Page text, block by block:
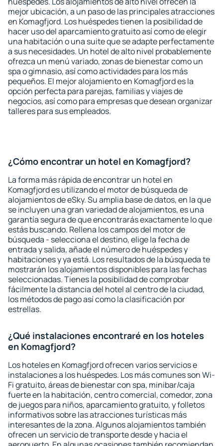
mejor ubicación, a un paso de las principales atracciones
en Komagfjord. Los huéspedes tienen la posibilidad de
hacer uso del aparcamiento gratuito así como de elegir
una habitación o una suite que se adapte perfectamente
a sus necesidades. Un hotel de alto nivel probablemente
ofrezca un menú variado, zonas de bienestar como un
spa o gimnasio, así como actividades para los más
pequeños. El mejor alojamiento en Komagfjord es la
opción perfecta para parejas, familias y viajes de
negocios, así como para empresas que desean organizar
talleres para sus empleados.
¿Cómo encontrar un hotel en Komagfjord?
La forma más rápida de encontrar un hotel en
Komagfjord es utilizando el motor de búsqueda de
alojamientos de eSky. Su amplia base de datos, en la que
se incluyen una gran variedad de alojamientos, es una
garantía segura de que encontrarás exactamente lo que
estás buscando. Rellena los campos del motor de
búsqueda - selecciona el destino, elige la fecha de
entrada y salida, añade el número de huéspedes y
habitaciones y ya está. Los resultados de la búsqueda te
mostrarán los alojamientos disponibles para las fechas
seleccionadas. Tienes la posibilidad de comprobar
fácilmente la distancia del hotel al centro de la ciudad,
los métodos de pago así como la clasificación por
estrellas.
¿Qué instalaciones encontraré en los hoteles
en Komagfjord?
Los hoteles en Komagfjord ofrecen varios servicios e
instalaciones a los huéspedes. Los más comunes son Wi-
Fi gratuito, áreas de bienestar con spa, minibar/caja
fuerte en la habitación, centro comercial, comedor, zona
de juegos para niños, aparcamiento gratuito, y folletos
informativos sobre las atracciones turísticas más
interesantes de la zona. Algunos alojamientos también
ofrecen un servicio de transporte desde y hacia el